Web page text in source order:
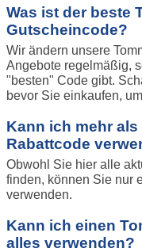
Was ist der beste
Gutscheincode?
Wir ändern unsere
Angebote regelmäßig,
"besten" Code gibt.
bevor Sie einkaufen,
Kann ich mehr
Rabattcode
Obwohl Sie hier alle
finden, können Sie nur
verwenden.
Kann ich einen
alles verwenden?